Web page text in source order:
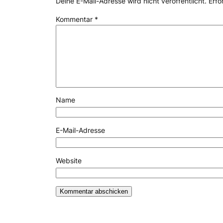
Kommentar *
Name
E-Mail-Adresse
Website